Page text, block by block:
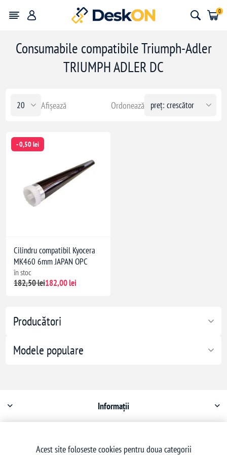
0
Producători
Modele populare
Consumabile compatibile Triumph-Adler
TRIUMPH ADLER DC
Ordonează
Afișează
- 0,50 lei
Cilindru compatibil Kyocera
MK460 6mm JAPAN OPC
în stoc
182,50 lei182,00 lei
Informații
Acest site foloseste cookies pentru doua categorii